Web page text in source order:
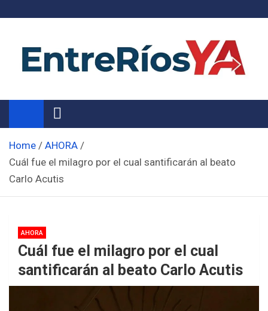
Noticias de Entre Ríos
Información de toda la provincia ahora
Home
AHORA
Cuál fue el milagro por el cual santificarán al beato
Carlo Acutis
AHORA
Cuál fue el milagro por el cual
santificarán al beato Carlo Acutis